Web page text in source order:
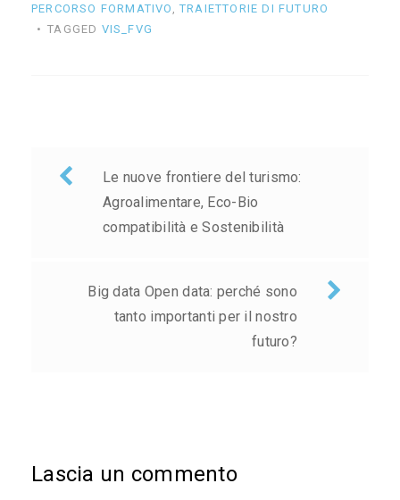
PERCORSO FORMATIVO ,TRAIETTORIE DI FUTURO
TAGGED VIS_FVG
Navigazione
articoliLe nuove frontiere del turismo:
Agroalimentare, Eco-Bio
compatibilità e Sostenibilità
Big data Open data: perché sono
tanto importanti per il nostro
futuro?
Lascia un commento